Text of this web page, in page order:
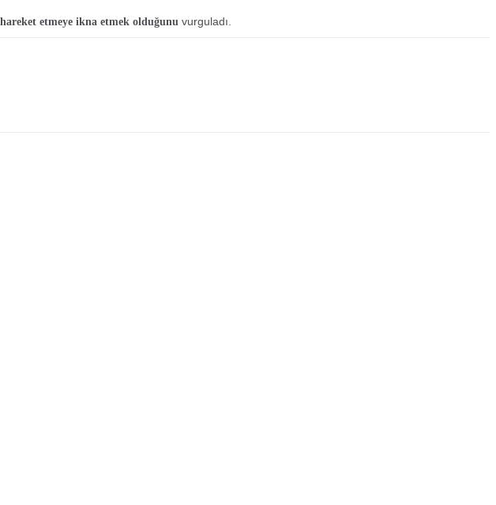
etmeye ikna etmek olduğunu vurguladı.